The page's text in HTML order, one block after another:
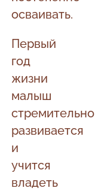
осваивать.
Первый
год
жизни
малыш
стремительно
развивается
и
учится
владеть